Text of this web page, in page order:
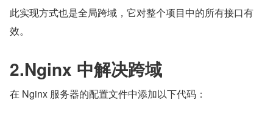
此实现方式也是全局跨域，它对整个项目中的所有接口有
效。
2.Nginx 中解决跨域
在 Nginx 服务器的配置文件中添加以下代码：